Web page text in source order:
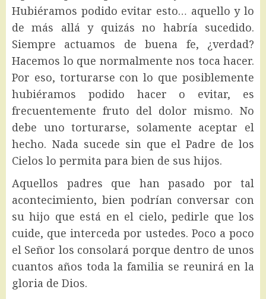
Hubiéramos podido evitar esto… aquello y lo
de más allá y quizás no habría sucedido.
Siempre actuamos de buena fe, ¿verdad?
Hacemos lo que normalmente nos toca hacer.
Por eso, torturarse con lo que posiblemente
hubiéramos podido hacer o evitar, es
frecuentemente fruto del dolor mismo. No
debe uno torturarse, solamente aceptar el
hecho. Nada sucede sin que el Padre de los
Cielos lo permita para bien de sus hijos.
Aquellos padres que han pasado por tal
acontecimiento, bien podrían conversar con
su hijo que está en el cielo, pedirle que los
cuide, que interceda por ustedes. Poco a poco
el Señor los consolará porque dentro de unos
cuantos años toda la familia se reunirá en la
gloria de Dios.